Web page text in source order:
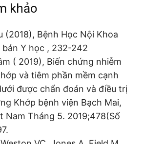
khảo
(2018), Bệnh Học Nội Khoa
Y học , 232-242
( 2019), Biến chứng nhiễm
và tiêm phần mềm cạnh
được chẩn đoán và điều trị
Khớp bệnh viện Bạch Mai,
Nam Tháng 5. 2019;478(Số